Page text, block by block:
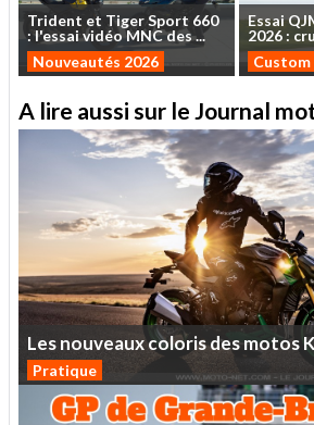
Trident et TigerSport 660
: l'essaividéoMNCdes...
Nouveautés 2026
Essai
2026 :
Custom
A lire aussi sur le Journal
Lesnouveauxcolorisdesmotos
Pratique